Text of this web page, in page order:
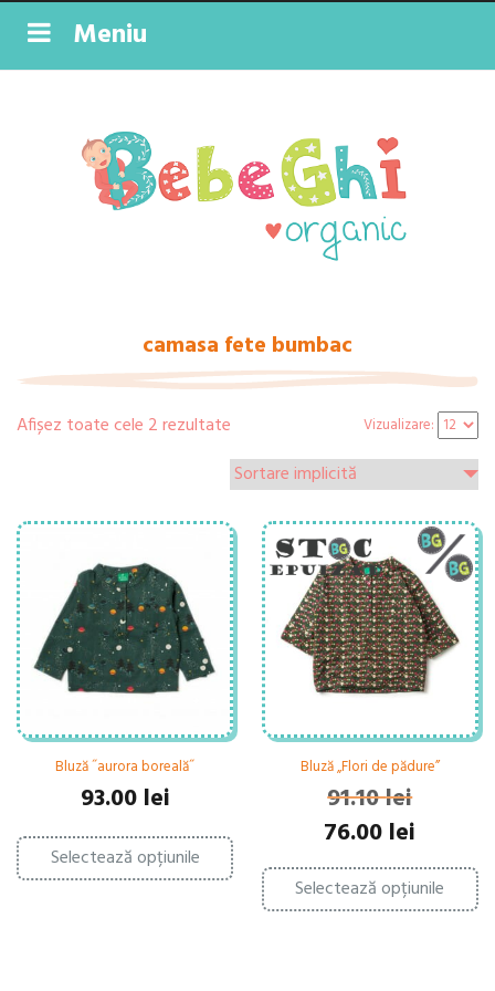
Meniu
camasa fete bumbac
Afișez toate cele 2 rezultate Vizualizare:
Bluză ˝aurora boreală˝
93.00 lei
Selectează opțiunile
Acest
produs
are
multe
Bluză „Flori de pădure”
91.10lei
Prețul
inițial
a
fost:
91.10 lei.
76.00 lei
este:
76.00 lei.
Selectează opțiunile